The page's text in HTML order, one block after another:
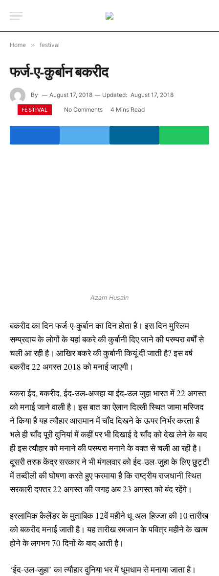
Home » festival
फर्ज-ए-कुर्बान बकरीद
By August 17, 2018 Updated: August 17, 2018
FESTIVAL No Comments 4 Mins Read
Azam Husain
बकरीद का दिन फर्ज-ए-कुर्बान का दिन होता है। इस दिन मुस्लिम
सम्प्रदाय के लोगों के यहां बकरे की कुर्बानी दिए जाने की परम्परा वर्षों से
चली आ रही है। आखिर बकरे की कुर्बानी कियूं दी जाती है? इस वर्ष
बकरीद 22 अगस्‍त 2018 को मनाई जाएगी।
बकरा ईद, बकरीद, ईद-उल-अजहा या ईद-उल जुहा भारत में 22 अगस्‍त
को मनाई जाने वाली है। इस बात का ऐलान दिल्ली स्थित जामा मस्जिद
ने किया है यह त्यौहार आसमान में चाँद दिखने के ऊपर निर्भर करता है
भले ही चाँद पूरी दुनियां में कहीं पर भी दिखाई दे चाँद को देख लेने के बाद
ही इस त्यौहार को मनाने की परम्परा मनाने के वक्त से चली आ रही है।
दूसरी तरफ केंद्र सरकार ने भी मंगलवार को ईद-उल-जुहा के लिए छुट्टी
में तब्दीली की घोषणा करते हुए फरमाया है कि राष्ट्रीय राजधानी स्थित
सरकारी दफ्तर 22 अगस्त की जगह अब 23 अगस्त को बंद रहेंगे।
इस्लामिक कैलेंडर के मुताबिक 12वें महीने धू-अल-हिज्जा की 10 तारीख
को बकरीद मनाई जाती है। यह तारीख रमजान के पवित्र महीने के खत्‍म
होने के लगभग 70 दिनों के बाद आती है।
‘ईद-उल-जुहा’ का त्यौहार दुनिया भर में धूमधाम से मनाया जाता है।